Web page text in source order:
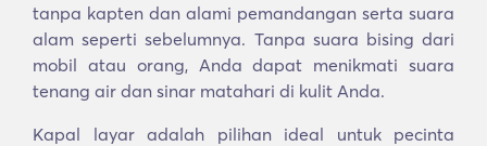
tanpa kapten dan alami pemandangan serta suara
alam seperti sebelumnya. Tanpa suara bising dari
mobil atau orang, Anda dapat menikmati suara
tenang air dan sinar matahari di kulit Anda.
Kapal layar adalah pilihan ideal untuk pecinta